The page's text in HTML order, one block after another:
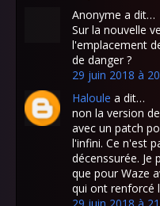
Anonyme a dit…
Sur la nouvelle
l'emplacement
de danger ?
29 juin 2018 à
Haloule a dit…
non la version
avec un patch
l'infini. Ce n'est
décenssurée. Je
que pour Waze
qui ont renforcé